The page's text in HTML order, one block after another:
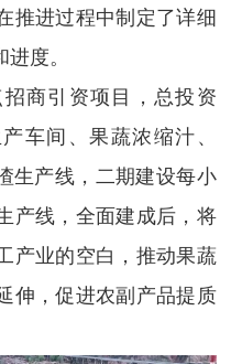
推进过程中制定了详细
度。
商引资项目，总投资
车间、果蔬浓缩汁、
生产线，二期建设每小
产线，全面建成后，将
产业的空白，推动果蔬
伸，促进农副产品提质